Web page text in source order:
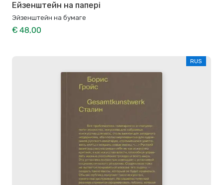
Ейзенштейн на папері
Эйзенштейн на бумаге
€ 48,00
RUS